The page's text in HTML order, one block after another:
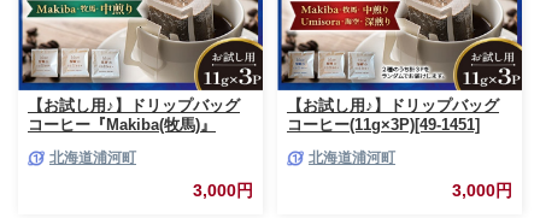
【お試し用♪】ドリップバッグ
コーヒー『Makiba(牧馬)』
北海道浦河町
3,000円
【お試し用♪】ドリップバッグ
コーヒー(11g×3P)[49-1451]
北海道浦河町
3,000円